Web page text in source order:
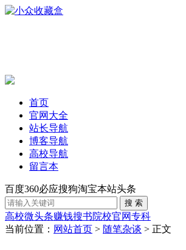
首页
官网大全
站长导航
博客导航
高校导航
留言本
百度360必应搜狗淘宝本站头条
高校微头条赚钱搜书院校官网专科
当前位置： 网站首页 > 随笔杂谈 > 正文